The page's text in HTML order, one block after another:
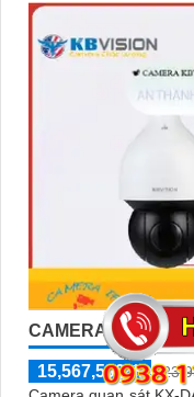
CAMERA
15,567,500 ₫